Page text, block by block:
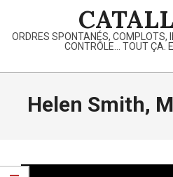
content
ORDRES SPONTANÉS, COMPLOTS,
CONTRÔLE… TOUT ÇA.
Primary
Helen Smith,